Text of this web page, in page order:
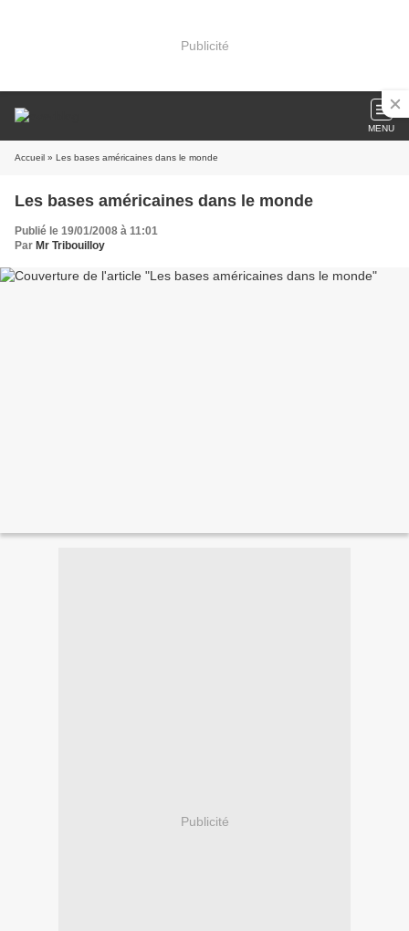
Publicité
MENU
Accueil » Les bases américaines dans le monde
Les bases américaines dans le monde
Publié le 19/01/2008 à 11:01
Par Mr Tribouilloy
Publicité